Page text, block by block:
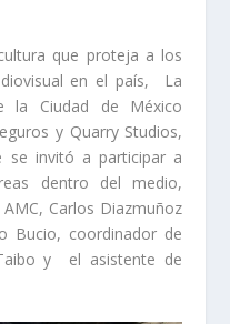
que proteja a los
en el país, La
la Ciudad de México
y Quarry Studios,
se invitó a participar a
dentro del medio,
Carlos Diazmuñoz
Bucio, coordinador de
y el asistente de